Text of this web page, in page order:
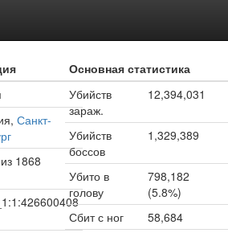
Санкт-
1868
Основная статистика
Убийств
зараж.
12,394,031
Убийств
боссов
1,329,389
Убито в
голову
798,182
(5.8%)
Сбит с ног
58,684